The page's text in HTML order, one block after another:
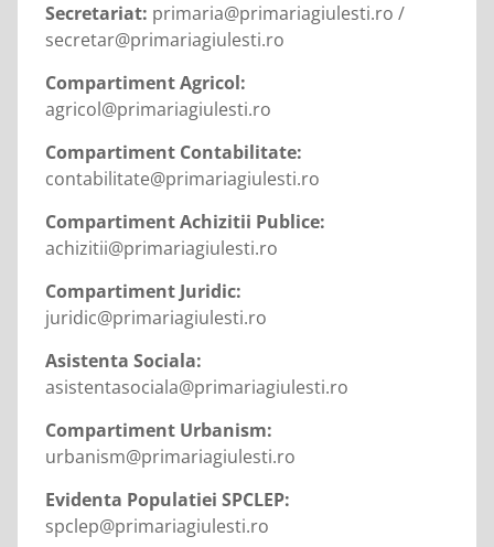
Secretariat: primaria@primariagiulesti.ro /
secretar@primariagiulesti.ro
Compartiment Agricol:
agricol@primariagiulesti.ro
Compartiment Contabilitate:
contabilitate@primariagiulesti.ro
Compartiment Achizitii Publice:
achizitii@primariagiulesti.ro
Compartiment Juridic:
juridic@primariagiulesti.ro
Asistenta Sociala:
asistentasociala@primariagiulesti.ro
Compartiment Urbanism:
urbanism@primariagiulesti.ro
Evidenta Populatiei SPCLEP:
spclep@primariagiulesti.ro